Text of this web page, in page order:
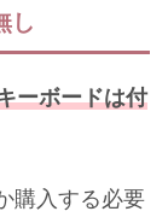
し
ーボードは付
購入する必要